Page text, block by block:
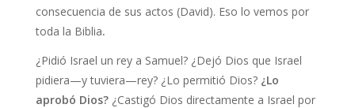
consecuencia de sus actos (David). Eso lo vemos por
toda la Biblia.
¿Pidió Israel un rey a Samuel? ¿Dejó Dios que Israel
pidiera—y tuviera—rey? ¿Lo permitió Dios?¿Lo
aprobó Dios?¿Castigó Dios directamente a Israel por